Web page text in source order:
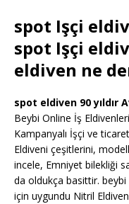
spot Işçi
spot Işçi
eldiven ne
spot eldiven 90 yıldır
Beybi Online İş
Kampanyalı İşçi ve
Eldiveni çeşitlerini,
incele, Emniyet bilekliği
da oldukça basittir. beybi
için uygundu Nitril